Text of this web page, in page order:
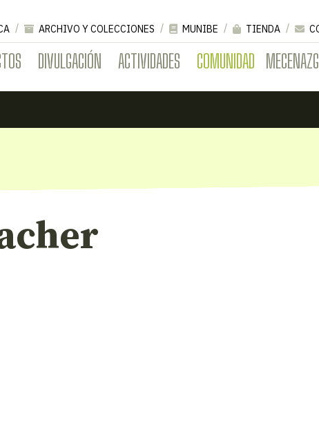
DIVULGACIÓN ACTIVIDADES COMUNIDAD
ARCHIVO Y COLECCIONES MUNIBE TIENDA